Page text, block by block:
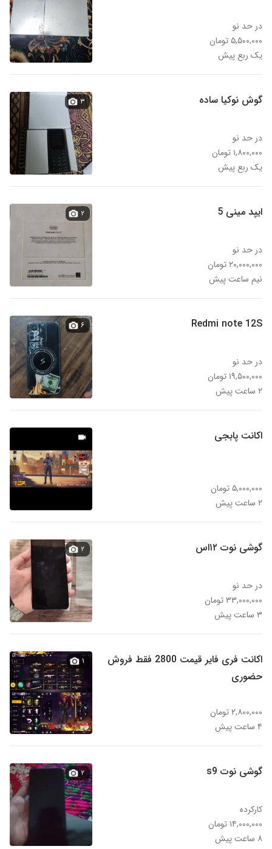
در حد نو
۵,۵۰۰,۰۰۰ تومان
یک ربع پیش
گوش نوکیا ساده
در حد نو
۱,۸۰۰,۰۰۰ تومان
یک ربع پیش
۳
ایپد مینی 5
در حد نو
۲۰,۰۰۰,۰۰۰ تومان
نیم ساعت پیش
۲
Redmi note 12S
در حد نو
۱۹,۵۰۰,۰۰۰ تومان
۲ ساعت پیش
۶
اکانت پابجی
۵,۰۰۰,۰۰۰ تومان
۲ ساعت پیش
گوشی نوت ۱۲اس
در حد نو
۳۳,۰۰۰,۰۰۰ تومان
۳ ساعت پیش
۲
اکانت فری فایر قیمت 2800 فقط فروش
حضوری
۲,۸۰۰,۰۰۰ تومان
۴ ساعت پیش
۱
گوشی نوت s9
کارکرده
۱۴,۰۰۰,۰۰۰ تومان
۸ ساعت پیش
۲